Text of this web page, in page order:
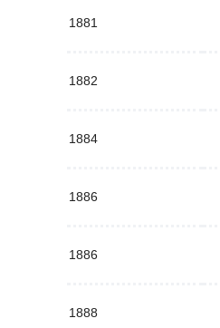
1881
1882
1884
1886
1886
1888